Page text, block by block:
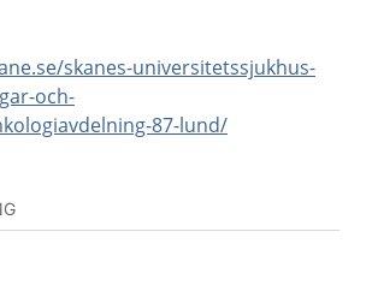
skanes-universitetssjukhus-
och-
87-lund/